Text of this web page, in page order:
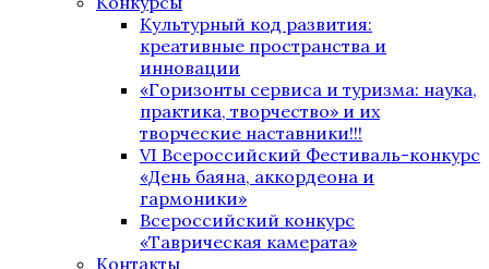
Культурный код развития:
креативные пространства и
инновации
«Горизонты сервиса и туризма: наука,
практика, творчество» и их
творческие наставники!!!
VI Всероссийский Фестиваль-конкурс
«День баяна, аккордеона и
гармоники»
Всероссийский конкурс
«Таврическая камерата»
Контакты